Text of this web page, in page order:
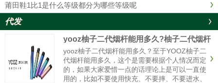
莆田鞋1比1是什么等级都分为哪些等级呢
代发
yooz柚子二代烟杆能用多久?柚子二代烟杆
yooz柚子二代烟杆能用多久？至于YOOZ柚子二
代烟杆能用多久，这个是需要根据个人情况而定
的，如果大家爱惜一点的话理论上是可以一直使
用的，比如不要使用快充、不要摔、不要进水、